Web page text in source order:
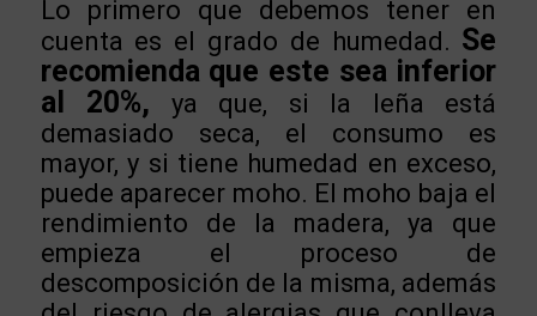
Lo primero que debemos tener en
cuenta es el grado de humedad. Se
recomienda que este sea inferior
al 20%, ya que, si la leña está
demasiado seca, el consumo es
mayor, y si tiene humedad en exceso,
puede aparecer moho. El moho baja el
rendimiento de la madera, ya que
empieza el proceso de
descomposición de la misma, además